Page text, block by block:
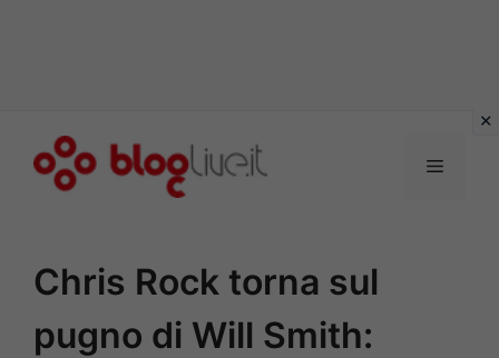
Menu
Chris Rock torna sul
pugno di Will Smith: